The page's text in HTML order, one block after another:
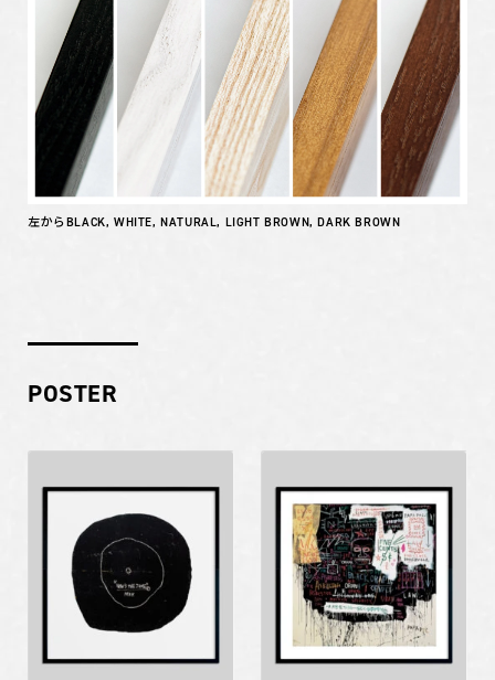
左からBLACK, WHITE, NATURAL, LIGHT BROWN, DARK BROWN
POSTER